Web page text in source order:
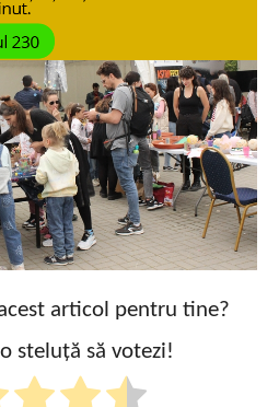
articol pentru tine?
steluță să votezi!